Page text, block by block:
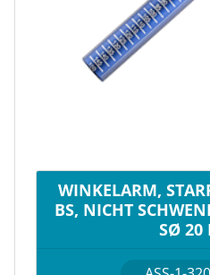
WINKELARM,
BS, NICHT
SØ 20